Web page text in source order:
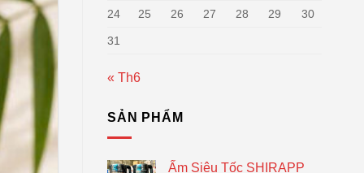
24 25 26 27 28 29 30
31
« Th6
SẢN PHẨM
Ấm Siêu Tốc SHIRAPP